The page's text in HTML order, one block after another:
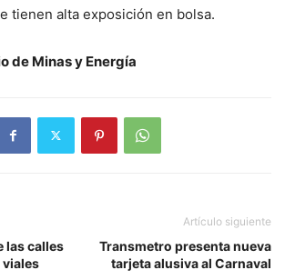
tienen alta exposición en bolsa.
de Minas y Energía
las calles
viales
Artículo siguiente
Transmetro presenta nueva
tarjeta alusiva al Carnaval